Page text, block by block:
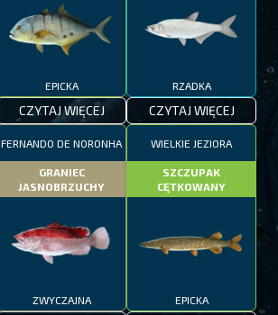
EPICKA
CZYTAJ WIĘCEJ
RZADKA
CZYTAJ WIĘCEJ
FERNANDO DE NORONHA
GRANIEC
JASNOBRZUCHY
ZWYCZAJNA
WIELKIE JEZIORA
SZCZUPAK
CĘTKOWANY
EPICKA